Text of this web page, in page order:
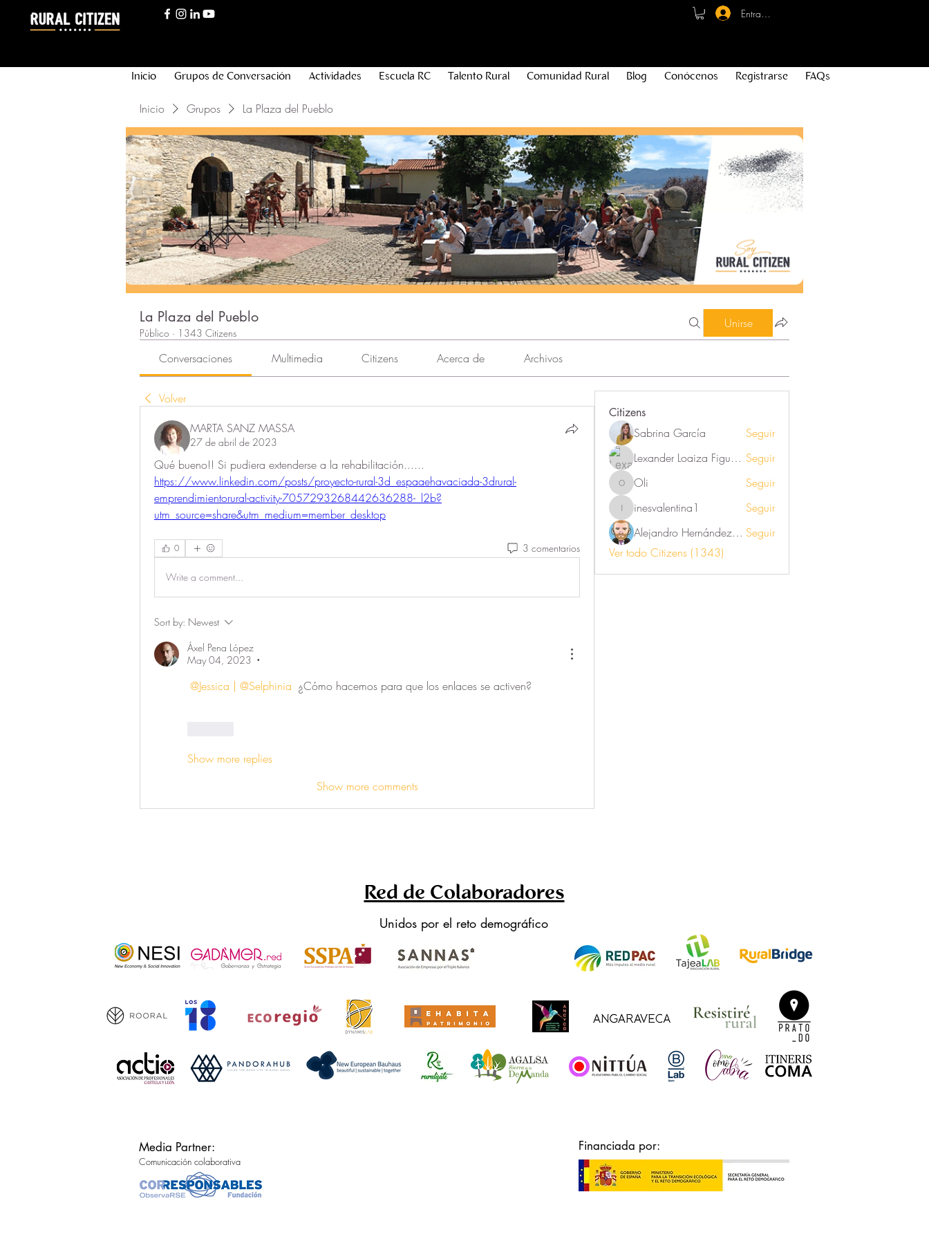
Entrar - Registro
Inicio Grupos de Conversación Actividades Escuela RC Talento Rural Comunidad Rural Blog Conócenos Registrarse FAQs
Inicio Grupos La Plaza del Pueblo
La Plaza del Pueblo
Público · 1343 Citizens
Unirse
Conversaciones Multimedia Citizens Acerca de Archivos
Volver
MARTA SANZ MASSA
27 de abril de 2023
https://www.linkedin.com/posts/proyecto-rural-3d_espaaehavaciada-3drural-
emprendimientorural-activity-7057293268442636288-_l2b?
utm_source=share&utm_medium=member_desktop
0 3 comentarios
Write a comment...
Sort by: Newest
Áxel Pena López
May 04, 2023
•
@Jessica | @Selphinia ¿Cómo hacemos para que los enlaces se activen?
Show more replies
Show more comments
Citizens
Sabrina García
Seguir
Lexander Loaiza Figueroa Seguir
Oli Oli Seguir
inesvalentina1
inesvalentina1
Seguir
Alejandro Hernández Renner Seguir
Ver todo Citizens (1343)
Red de Colaboradores
Unidos por el reto demográfico
Media Partner:
Comunicación colaborativa
Financiada por: